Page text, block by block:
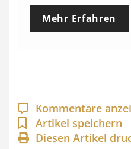
e
p
a
n
n
Mehr Erfahren
Kommentare
Artikel speichern
Diesen Artikel